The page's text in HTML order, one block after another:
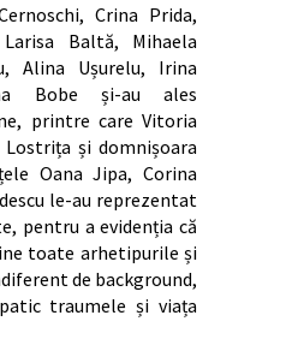
Crina Prida,
Baltă, Mihaela
Alina Ușurelu, Irina
Bobe și-au ales
printre care Vitoria
Lostrița și domnișoara
Oana Jipa, Corina
le-au reprezentat
pentru a evidenția că
toate arhetipurile și
de background,
traumele și viața